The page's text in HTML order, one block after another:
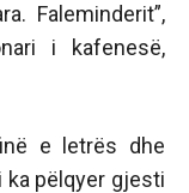
Faleminderit”,
i kafenesë,
e letrës dhe
ka pëlqyer gjesti